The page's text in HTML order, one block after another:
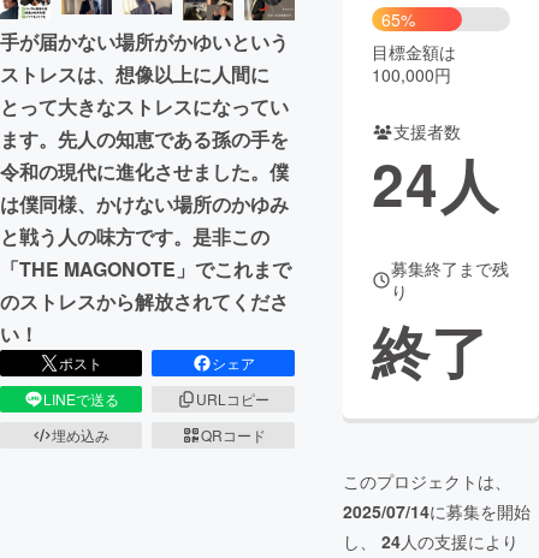
まちづくり・地域活性化
CAMPFIRE for Social Good
CAMPFIRE Creation
CAMPFIREふるさと納税machi-ya コミュニティ
手が届かない場所がかゆいという
ストレスは、想像以上に人間に
とって大きなストレスになってい
ます。先人の知恵である孫の手を
令和の現代に進化させました。僕
は僕同様、かけない場所のかゆみ
と戦う人の味方です。是非この
「THE MAGONOTE」でこれまで
のストレスから解放されてくださ
い！
ポスト
シェア
LINEで送る
URLコピー
埋め込み
QRコード
65%
目標金額は
100,000円
支援者数
24人
募集終了まで残
り
終了
このプロジェクトは、
2025/07/14に募集を開始
し、 24人の支援により